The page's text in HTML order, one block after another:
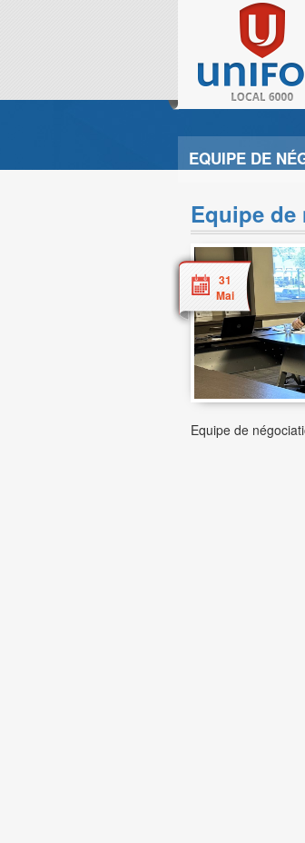
EQUIPE DE
Equipe de
31
Mai
Equipe de